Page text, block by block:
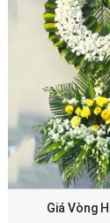
Giá Vòng